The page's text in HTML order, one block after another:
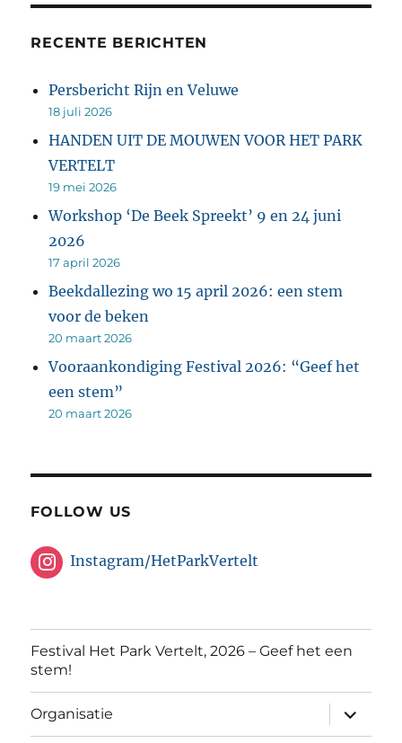
RECENTE BERICHTEN
Persbericht Rijn en Veluwe
18 juli 2026
HANDEN UIT DE MOUWEN VOOR HET PARK
VERTELT
19 mei 2026
Workshop ‘De Beek Spreekt’ 9 en 24 juni
2026
17 april 2026
Beekdallezing wo 15 april 2026: een stem
voor de beken
20 maart 2026
Vooraankondiging Festival 2026: “Geef het
een stem”
20 maart 2026
FOLLOW US
Instagram/HetParkVertelt
Festival Het Park Vertelt, 2026 – Geef het een
stem!
Organisatie